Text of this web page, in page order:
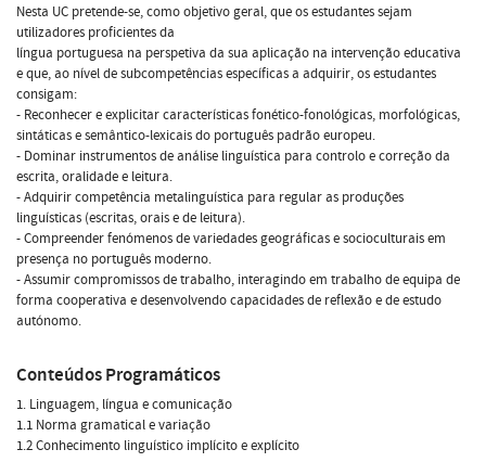
Nesta UC pretende-se, como objetivo geral, que os estudantes sejam
utilizadores proficientes da
língua portuguesa na perspetiva da sua aplicação na intervenção educativa
e que, ao nível de subcompetências específicas a adquirir, os estudantes
consigam:
- Reconhecer e explicitar características fonético-fonológicas, morfológicas,
sintáticas e semântico-lexicais do português padrão europeu.
- Dominar instrumentos de análise linguística para controlo e correção da
escrita, oralidade e leitura.
- Adquirir competência metalinguística para regular as produções
linguísticas (escritas, orais e de leitura).
- Compreender fenómenos de variedades geográficas e socioculturais em
presença no português moderno.
- Assumir compromissos de trabalho, interagindo em trabalho de equipa de
forma cooperativa e desenvolvendo capacidades de reflexão e de estudo
autónomo.
Conteúdos Programáticos
1. Linguagem, língua e comunicação
1.1 Norma gramatical e variação
1.2 Conhecimento linguístico implícito e explícito